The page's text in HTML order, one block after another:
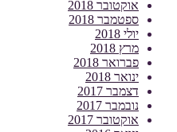
אוקטובר 2018
ספטמבר 2018
יולי 2018
מרץ 2018
פברואר 2018
ינואר 2018
דצמבר 2017
נובמבר 2017
אוקטובר 2017